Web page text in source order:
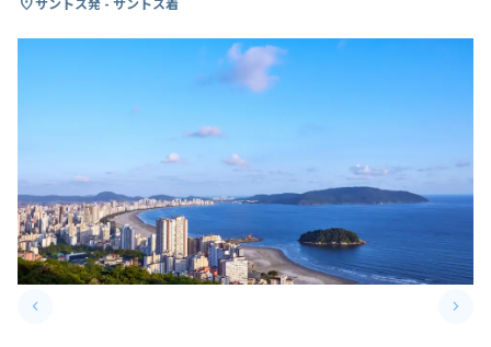
keyboard_arrow_leftPrevious slide keyboard_arrow_right